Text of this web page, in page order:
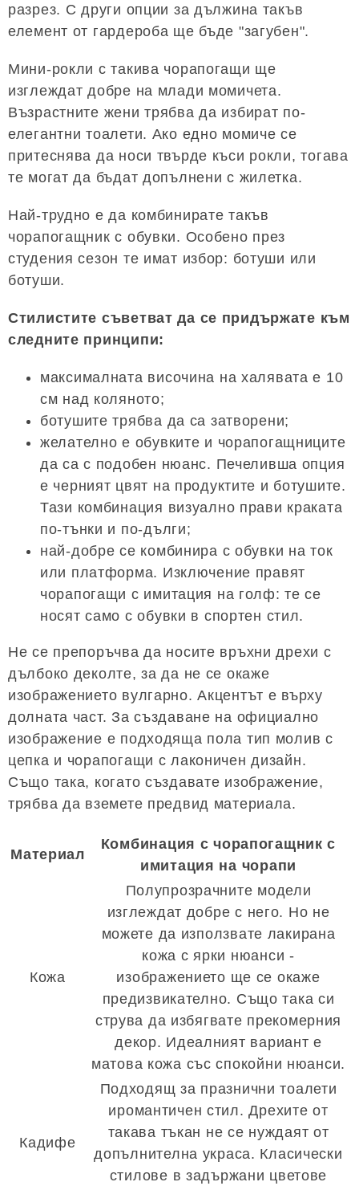
разрез. С други опции за дължина такъв
елемент от гардероба ще бъде "загубен".
Мини-рокли с такива чорапогащи ще
изглеждат добре на млади момичета.
Възрастните жени трябва да избират по-
елегантни тоалети. Ако едно момиче се
притеснява да носи твърде къси рокли, тогава
те могат да бъдат допълнени с жилетка.
Най-трудно е да комбинирате такъв
чорапогащник с обувки. Особено през
студения сезон те имат избор: ботуши или
ботуши.
Стилистите съветват да се придържате към
следните принципи:
максималната височина на халявата е 10
см над коляното;
ботушите трябва да са затворени;
желателно е обувките и чорапогащниците
да са с подобен нюанс. Печеливша опция
е черният цвят на продуктите и ботушите.
Тази комбинация визуално прави краката
по-тънки и по-дълги;
най-добре се комбинира с обувки на ток
или платформа. Изключение правят
чорапогащи с имитация на голф: те се
носят само с обувки в спортен стил.
Не се препоръчва да носите връхни дрехи с
дълбоко деколте, за да не се окаже
изображението вулгарно. Акцентът е върху
долната част. За създаване на официално
изображение е подходяща пола тип молив с
цепка и чорапогащи с лаконичен дизайн.
Също така, когато създавате изображение,
трябва да вземете предвид материала.
Материал
Комбинация с чорапогащник с
имитация на чорапи
Кожа
Полупрозрачните модели
изглеждат добре с него. Но не
можете да използвате лакирана
кожа с ярки нюанси -
изображението ще се окаже
предизвикателно. Също така си
струва да избягвате прекомерния
декор. Идеалният вариант е
матова кожа със спокойни нюанси.
Кадифе
Подходящ за празнични тоалети
иромантичен стил. Дрехите от
такава тъкан не се нуждаят от
допълнителна украса. Класически
стилове в задържани цветове